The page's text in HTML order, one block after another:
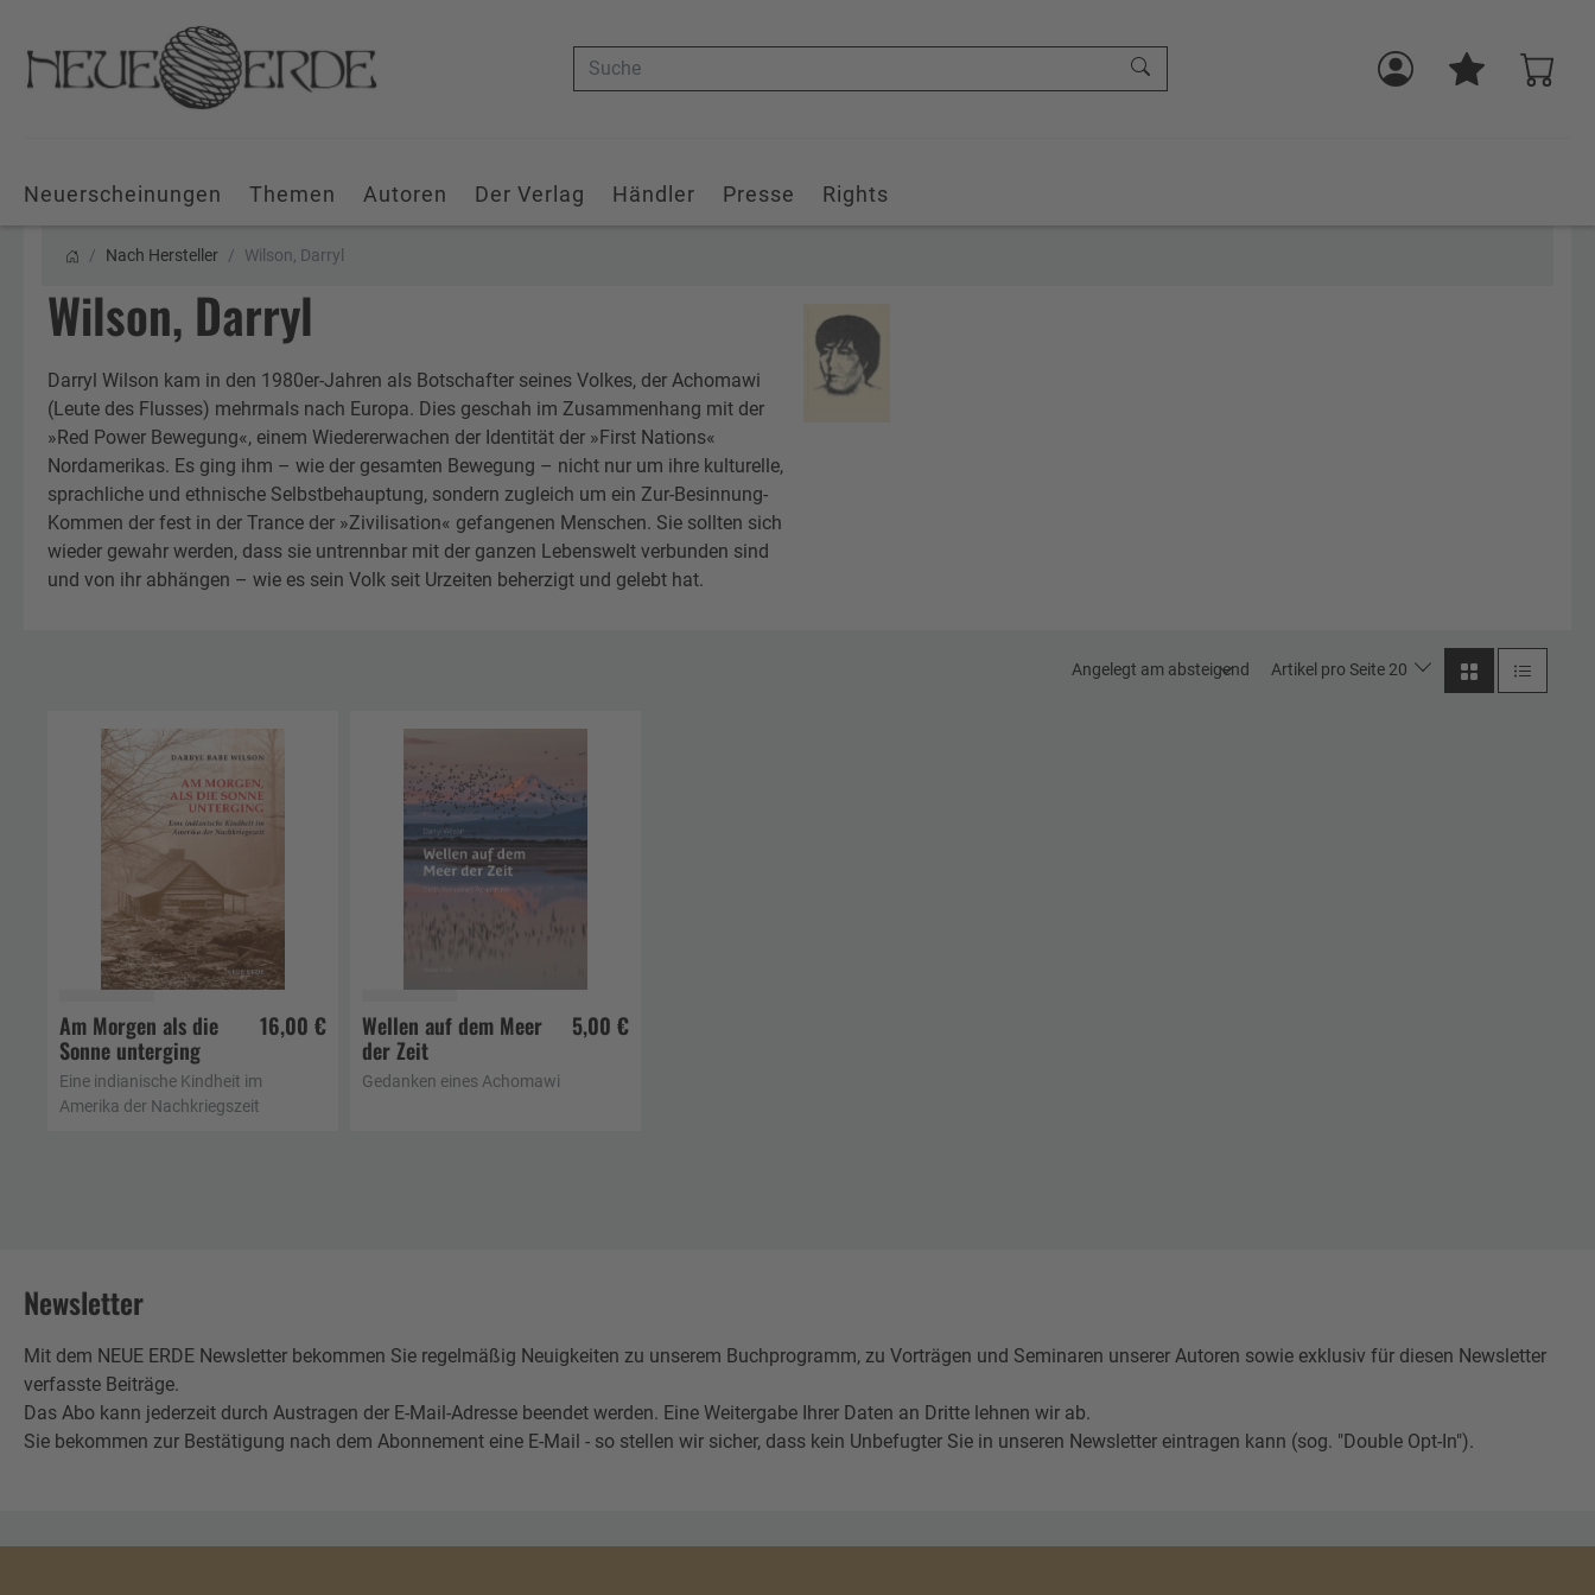
Suche
Neuerscheinungen Themen Autoren Der Verlag Händler Presse Rights
Nach Hersteller Wilson, Darryl
Wilson, Darryl
Darryl Wilson kam in den 1980er-Jahren als Botschafter seines Volkes, der Achomawi
(Leute des Flusses) mehrmals nach Europa. Dies geschah im Zusammenhang mit der
»Red Power Bewegung«, einem Wiedererwachen der Identität der »First Nations«
Nordamerikas. Es ging ihm – wie der gesamten Bewegung – nicht nur um ihre kulturelle,
sprachliche und ethnische Selbstbehauptung, sondern zugleich um ein Zur-Besinnung-
Kommen der fest in der Trance der »Zivilisation« gefangenen Menschen. Sie sollten sich
wieder gewahr werden, dass sie untrennbar mit der ganzen Lebenswelt verbunden sind
und von ihr abhängen – wie es sein Volk seit Urzeiten beherzigt und gelebt hat.
Angelegt am absteigend Artikel pro Seite 20
In den Warenkorb
Am Morgen als die
Sonne unterging
16,00 €
Eine indianische Kindheit im
Amerika der Nachkriegszeit
In den Warenkorb
Wellen auf dem Meer
der Zeit
5,00 €
Gedanken eines Achomawi
Newsletter
Mit dem NEUE ERDE Newsletter bekommen Sie regelmäßig Neuigkeiten zu unserem Buchprogramm, zu Vorträgen und Seminaren unserer Autoren sowie exklusiv für diesen Newsletter
verfasste Beiträge.
Das Abo kann jederzeit durch Austragen der E-Mail-Adresse beendet werden. Eine Weitergabe Ihrer Daten an Dritte lehnen wir ab.
Sie bekommen zur Bestätigung nach dem Abonnement eine E-Mail - so stellen wir sicher, dass kein Unbefugter Sie in unseren Newsletter eintragen kann (sog. "Double Opt-In").